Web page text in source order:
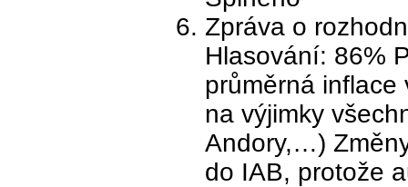
Zpráva o
Hlasování: 86%
průměrná inflace
na výjimky
Andory,…)
do IAB, protože